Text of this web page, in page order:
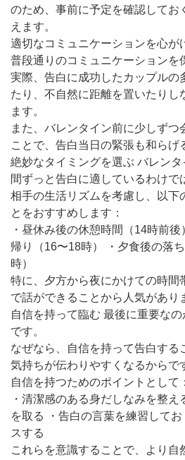
のため、事前に予定を確認してお
えます。
適切なコミュニケーションを心が
普段通りのコミュニケーションを
実際、告白に成功したカップルの
たり、不自然に距離を置いたりし
ます。
また、バレンタイン前に少しずつ
ことで、告白当日の緊張も和らげ
絶妙なタイミングを選ぶ バレン
間ずっと告白に適しているわけで
相手の生活リズムを考慮し、以下
とをおすすめします：
・昼休み後の休憩時間（14時前
帰り（16〜18時） ・夕食後の落
時）
特に、夕方から夜にかけての時間
で話ができることから人気があり
自信を持って臨む 最後に重要な
です。
なぜなら、自信を持って告白する
気持ちが伝わりやすくなるからで
自信を持つためのポイントとして：
・清潔感のある身だしなみを整
を取る ・告白の言葉を練習して
スする
これらを意識することで、より自